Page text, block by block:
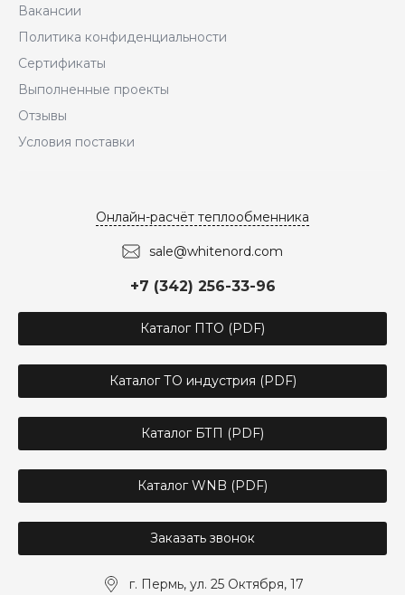
Вакансии
Политика конфиденциальности
Сертификаты
Выполненные проекты
Отзывы
Условия поставки
Онлайн-расчёт теплообменника
sale@whitenord.com
+7 (342) 256-33-96
г. Пермь, ул. 25 Октября, 17
Каталог ПТО (PDF)
Каталог ТО индустрия (PDF)
Каталог БТП (PDF)
Каталог WNB (PDF)
Заказать звонок